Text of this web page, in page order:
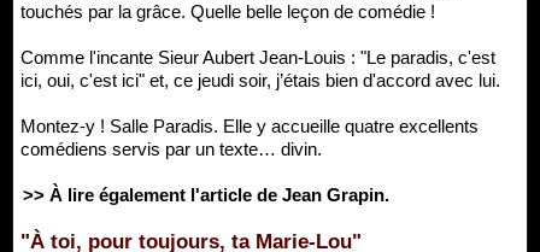
touchés par la grâce. Quelle belle leçon de comédie !
Comme l'incante Sieur Aubert Jean-Louis : "Le paradis, c'est
ici, oui, c'est ici" et, ce jeudi soir, j’étais bien d'accord avec lui.
Montez-y ! Salle Paradis. Elle y accueille quatre excellents
comédiens servis par un texte… divin.
>> À lire également l'article de Jean Grapin.
"À toi, pour toujours, ta Marie-Lou"